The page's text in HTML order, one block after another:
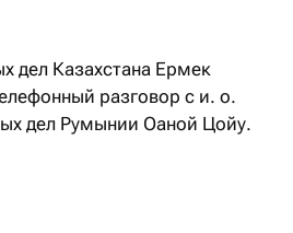
дел Казахстана Ермек
разговор с и. о.
дел Румынии Оаной Цойу.